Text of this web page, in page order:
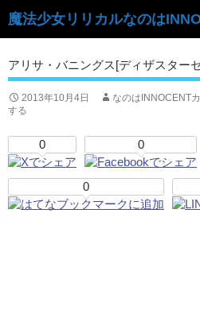
検
索
テ
ン
ツ
へ
ッ
プ
アリサ・バニングス[ディザスター
2013年10月4日 なのはINNOCENT
する
0 0
0